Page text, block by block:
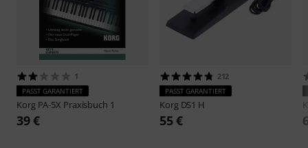
1
PASST GARANTIERT
Korg PA-5X Praxisbuch 1
39 €
212
PASST GARANTIERT
Korg DS1 H
55 €